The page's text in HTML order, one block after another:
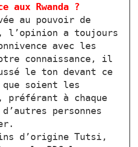
aux Rwanda ?
au pouvoir de
l’opinion a toujours
avec les
connaissance, il
le ton devant ce
soient les
préférant à chaque
personnes
d’origine Tutsi,